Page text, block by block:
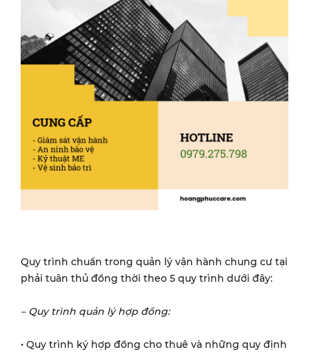
Quy trình chuẩn trong quản lý vận hành chung cư tại
phải tuân thủ đồng thời theo 5 quy trình dưới đây:
– Quy trình quản lý hợp đồng:
• Quy trình ký hợp đồng cho thuê và những quy định